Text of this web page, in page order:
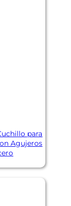
para
Agujeros